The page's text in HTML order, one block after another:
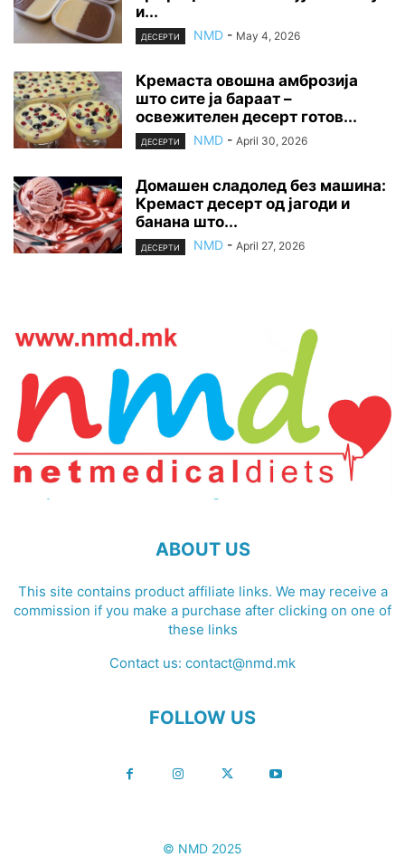
и...
ДЕСЕРТИ NMD - May 4, 2026
Кремаста овошна амброзија
што сите ја бараат –
освежителен десерт готов...
ДЕСЕРТИ NMD - April 30, 2026
Домашен сладолед без машина:
Кремаст десерт од јагоди и
банана што...
ДЕСЕРТИ NMD - April 27, 2026
ABOUT US
This site contains product affiliate links. We may receive a
commission if you make a purchase after clicking on one of
these links
Contact us: contact@nmd.mk
FOLLOW US
© NMD 2025